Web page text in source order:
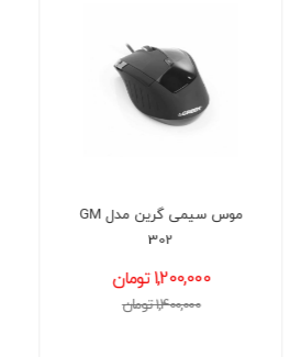
کیبورد بی سیم گرین مدل
GREEN GK306W
1,550,000 تومان
1,650,000 تومان